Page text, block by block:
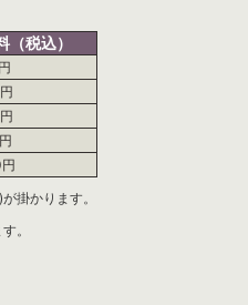
（税込）
掛かります。
。